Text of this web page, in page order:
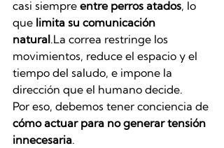
casi siempre entre perros atados, lo
que limita su comunicación
natural.La correa restringe los
movimientos, reduce el espacio y el
tiempo del saludo, e impone la
dirección que el humano decide.
Por eso, debemos tener conciencia de
cómo actuar para no generar tensión
innecesaria.